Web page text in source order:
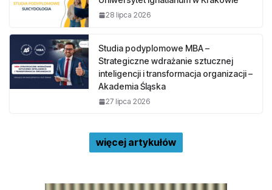
28 lipca 2026
Studia podyplomowe MBA –
Strategiczne wdrażanie sztucznej
inteligencji i transformacja organizacji –
Akademia Śląska
27 lipca 2026
więcej artykułów